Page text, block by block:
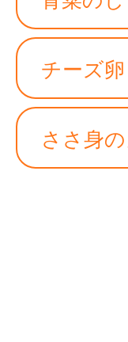
チーズ卵
ささ身